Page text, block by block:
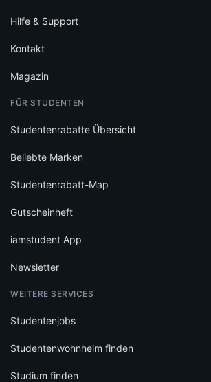
Hilfe & Support
Kontakt
Magazin
FÜR STUDENTEN
Studentenrabatte Übersicht
Beliebte Marken
Studentenrabatt-Map
Gutscheinheft
iamstudent App
Newsletter
WEITERE SERVICES
Studentenjobs
Studentenwohnheim finden
Studium finden